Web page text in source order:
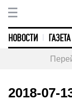
НОВОСТИ ГАЗЕТА
2018-07-